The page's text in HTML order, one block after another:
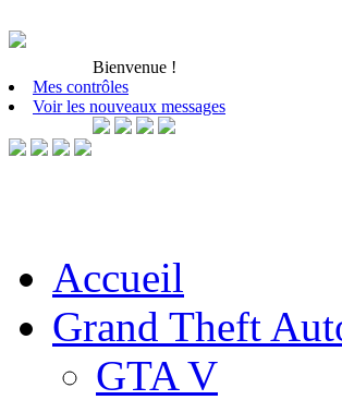
Bienvenue !
Mes contrôles
Voir les nouveaux messages
Accueil
Grand Theft
GTA V